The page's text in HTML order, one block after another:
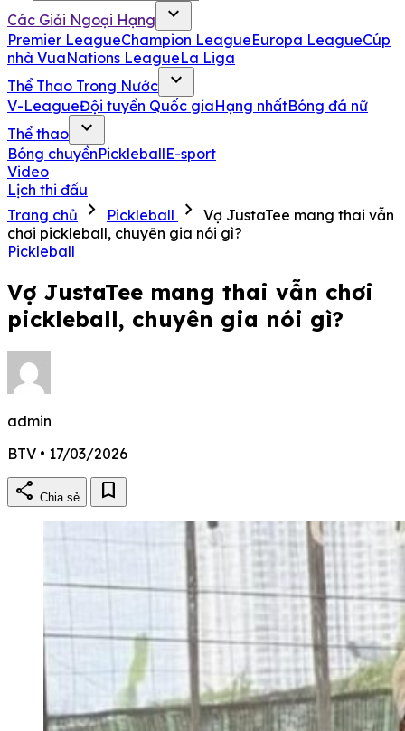
Các Giải Ngoại Hạng expand_more
Premier LeagueChampion LeagueEuropa LeagueCúp
nhà VuaNations LeagueLa Liga
Thể Thao Trong Nước
expand_more
V-LeagueĐội tuyển Quốc giaHạng nhấtBóng đá nữ
Thể thao
expand_more
Bóng chuyềnPickleballE-sport
Video
Lịch thi đấu
Trang chủ
chevron_right Pickleball chevron_right Vợ JustaTee mang thai vẫn
chơi pickleball, chuyên gia nói gì?
Pickleball
Vợ JustaTee mang thai vẫn chơi
pickleball, chuyên gia nói gì?
admin
BTV • 17/03/2026
share Chia sẻ bookmark